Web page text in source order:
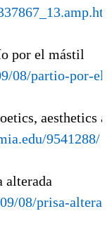
por el mástil
08/partio-por-
aesthetics
9541288/
alterada
08/prisa-